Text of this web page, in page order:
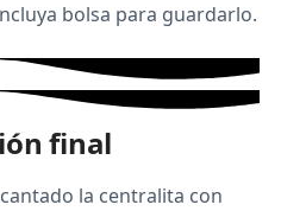
bolsa para guardarlo.
final
la centralita con